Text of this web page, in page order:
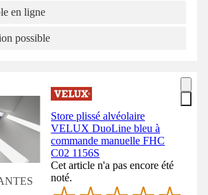
en ligne
possible
Store plissé alvéolaire
VELUX DuoLine bleu à
commande manuelle FHC
C02 1156S
Cet article n'a pas encore été
noté.